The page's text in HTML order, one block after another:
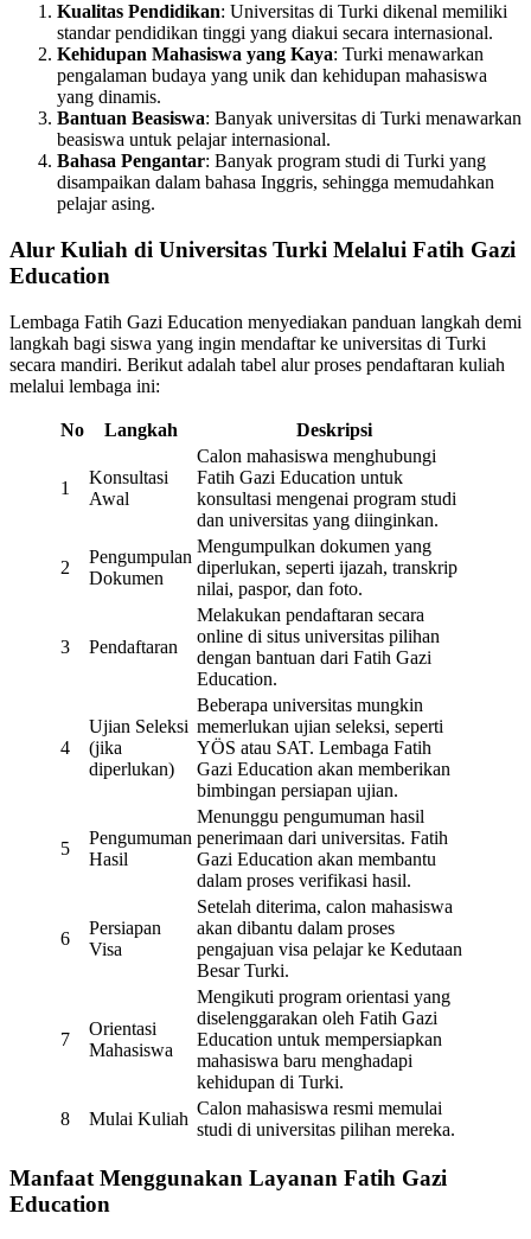
Kualitas Pendidikan: Universitas di Turki dikenal memiliki
standar pendidikan tinggi yang diakui secara internasional.
Kehidupan Mahasiswa yang Kaya: Turki menawarkan
pengalaman budaya yang unik dan kehidupan mahasiswa
yang dinamis.
Bantuan Beasiswa: Banyak universitas di Turki menawarkan
beasiswa untuk pelajar internasional.
Bahasa Pengantar: Banyak program studi di Turki yang
disampaikan dalam bahasa Inggris, sehingga memudahkan
pelajar asing.
Alur Kuliah di Universitas Turki Melalui Fatih Gazi
Education
Lembaga Fatih Gazi Education menyediakan panduan langkah demi
langkah bagi siswa yang ingin mendaftar ke universitas di Turki
secara mandiri. Berikut adalah tabel alur proses pendaftaran kuliah
melalui lembaga ini:
No Langkah Deskripsi
1
Konsultasi
Awal
Calon mahasiswa menghubungi
Fatih Gazi Education untuk
konsultasi mengenai program studi
dan universitas yang diinginkan.
2
Pengumpulan
Dokumen
Mengumpulkan dokumen yang
diperlukan, seperti ijazah, transkrip
nilai, paspor, dan foto.
3 Pendaftaran
Melakukan pendaftaran secara
online di situs universitas pilihan
dengan bantuan dari Fatih Gazi
Education.
4
Ujian Seleksi
(jika
diperlukan)
Beberapa universitas mungkin
memerlukan ujian seleksi, seperti
YÖS atau SAT. Lembaga Fatih
Gazi Education akan memberikan
bimbingan persiapan ujian.
5
Pengumuman
Hasil
Menunggu pengumuman hasil
penerimaan dari universitas. Fatih
Gazi Education akan membantu
dalam proses verifikasi hasil.
6
Persiapan
Visa
Setelah diterima, calon mahasiswa
akan dibantu dalam proses
pengajuan visa pelajar ke Kedutaan
Besar Turki.
7
Orientasi
Mahasiswa
Mengikuti program orientasi yang
diselenggarakan oleh Fatih Gazi
Education untuk mempersiapkan
mahasiswa baru menghadapi
kehidupan di Turki.
8
Mulai Kuliah
Calon mahasiswa resmi memulai
studi di universitas pilihan mereka.
Manfaat Menggunakan Layanan Fatih Gazi
Education